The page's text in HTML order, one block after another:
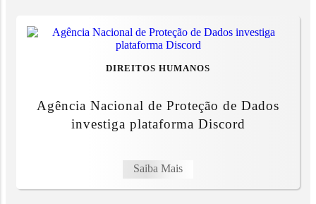
DIREITOS HUMANOS
Agência Nacional de Proteção de Dados
investiga plataforma Discord
Saiba Mais